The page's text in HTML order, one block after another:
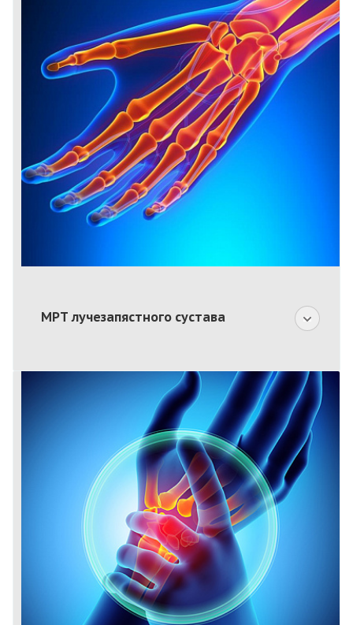
МРТ лучезапястного сустава